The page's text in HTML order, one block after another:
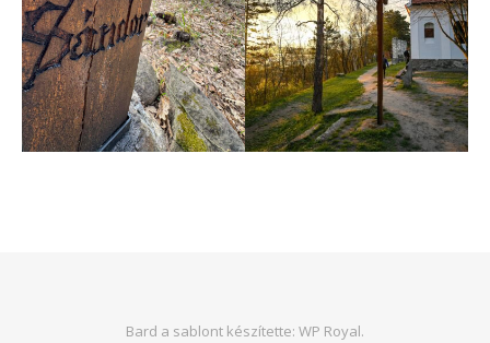
Bard a sablont készítette: WP Royal.